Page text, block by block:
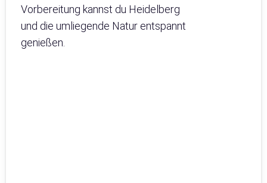
Vorbereitung kannst du Heidelberg
und die umliegende Natur entspannt
genießen.